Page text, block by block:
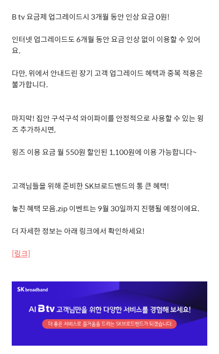
B tv요금제 업그레이드시 3개월 동안 인상 요금0원!
인터넷 업그레이드도6개월 동안 요금 인상 없이 이용할 수 있어
요.
다만,위에서 안내드린 장기 고객 업그레이드 혜택과 중복 적용은
불가합니다.
마지막! 집안 구석구석 와이파이를 안정적으로 사용할 수 있는 윙
즈 추가하시면,
윙즈 이용 요금 월 550원 할인된 1,100원에 이용 가능합니다~
고객님들을 위해 준비한SK브로드밴드의 통 큰 혜택!
놓친 혜택 모음.zip이벤트는9월 30일까지 진행될 예정이에요.
더 자세한 정보는 아래 링크에서 확인하세요!
[링크]